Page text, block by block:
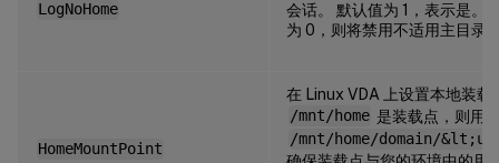
LogNoHome
会话。 默认值为 1，表示是。
为 0，则将禁用不适用主目录
HomeMountPoint
在 Linux VDA 上设置本地装载
/mnt/home 是装载点，则用
/mnt/home/domain/